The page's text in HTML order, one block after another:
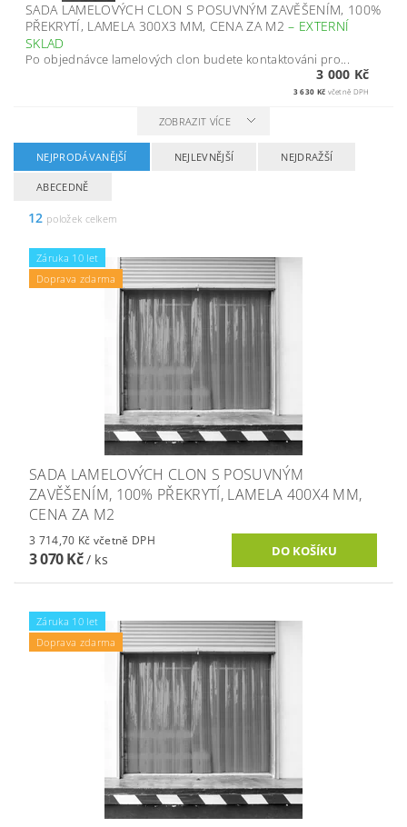
SADA LAMELOVÝCH CLON S POSUVNÝM ZAVĚŠENÍM, 100%
PŘEKRYTÍ, LAMELA 300X3 MM, CENA ZA M2– EXTERNÍ
SKLAD
Po objednávce lamelových clon budete kontaktováni pro...
3 000 Kč
3 630 Kč včetně DPH
ZOBRAZIT VÍCE
NEJPRODÁVANĚJŠÍ NEJLEVNĚJŠÍ NEJDRAŽŠÍ
ABECEDNĚ
12 položek celkem
Záruka 10 let
Doprava zdarma
SADA LAMELOVÝCH CLON S POSUVNÝM
ZAVĚŠENÍM, 100% PŘEKRYTÍ, LAMELA 400X4 MM,
CENA ZA M2
3 714,70 Kč včetně DPH
3 070 Kč/ ks
Záruka 10 let
Doprava zdarma